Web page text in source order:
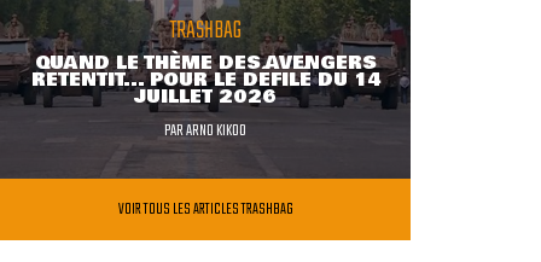
TRASHBAG
QUAND LE THÈME DES AVENGERS
RETENTIT... POUR LE DÉFILÉ DU 14
JUILLET 2026
PARARNO KIKOO
VOIR TOUS LES ARTICLES TRASHBAG